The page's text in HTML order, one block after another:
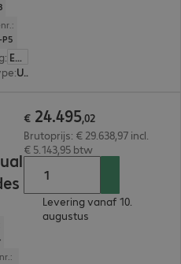
P5
:
Europa
: UPS management
€ 24.495,02
Brutoprijs: € 29.638,97 incl.
€ 5.143,95 btw
Levering vanaf 10.
augustus